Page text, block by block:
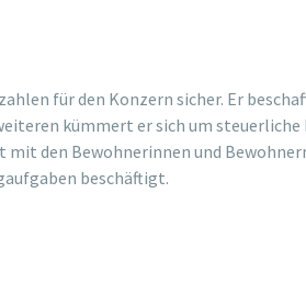
für den Konzern sicher. Er
kümmert er sich um steuerliche
den Bewohnerinnen und
beschäftigt.